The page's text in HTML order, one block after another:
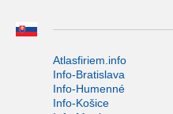
Atlasfiriem.info
Info-Bratislava
Info-Humenné
Info-Košice